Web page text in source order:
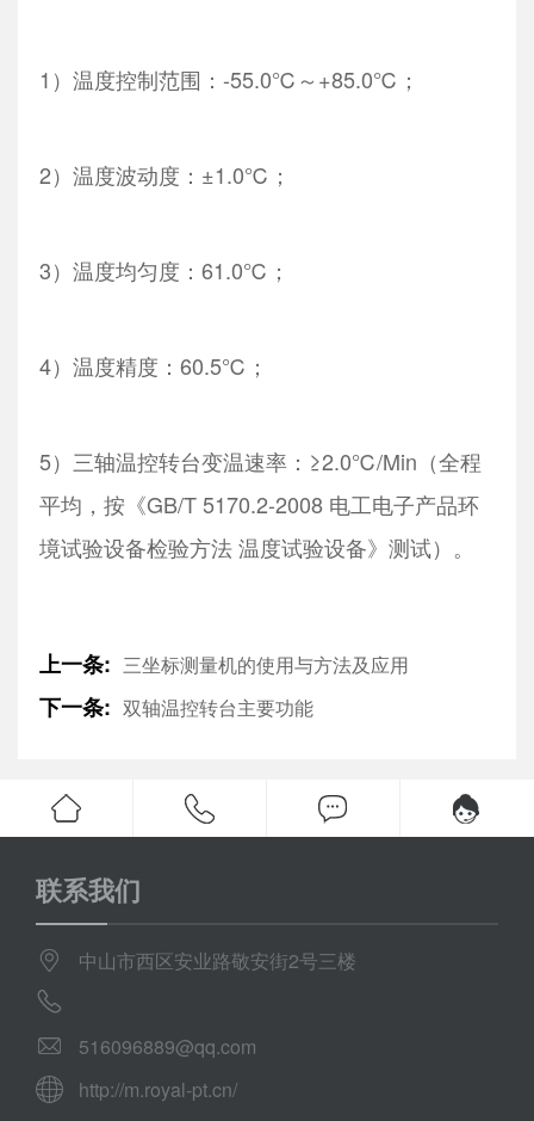
1）温度控制范围：-55.0℃～+85.0℃；
2）温度波动度：±1.0℃；
3）温度均匀度：61.0℃；
4）温度精度：60.5℃；
5）三轴温控转台变温速率：≥2.0℃/Min（全程
平均，按《GB/T 5170.2-2008 电工电子产品环
境试验设备检验方法 温度试验设备》测试）。
上一条: 三坐标测量机的使用与方法及应用
下一条: 双轴温控转台主要功能
联系我们
中山市西区安业路敬安街2号三楼
516096889@qq.com
http://m.royal-pt.cn/